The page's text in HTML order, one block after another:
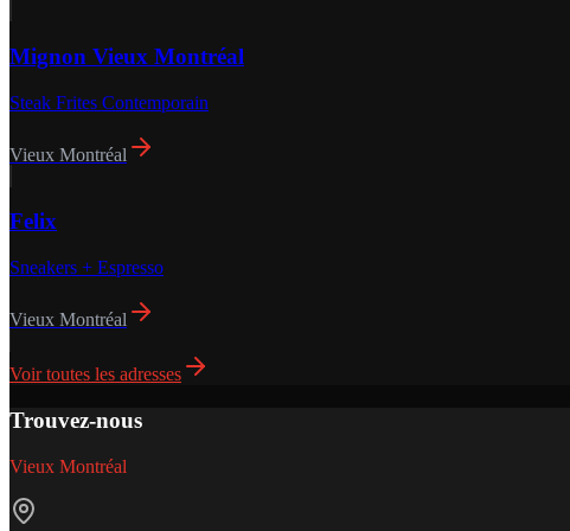
Mignon Vieux Montréal
Steak Frites Contemporain
Vieux Montréal
Felix
Sneakers + Espresso
Vieux Montréal
Voir toutes les adresses
Trouvez-nous
Vieux Montréal